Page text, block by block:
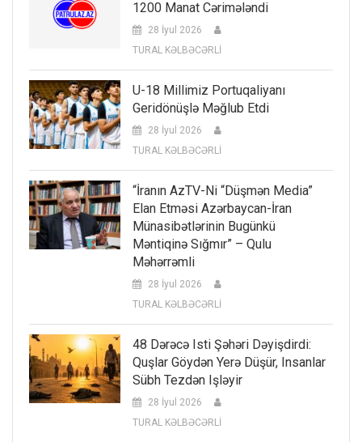
1200 Manat Cərimələndi
28 İyul 2026
TURAL KƏLBƏCƏRLİ
U-18 Millimiz Portuqaliyanı
Geridönüşlə Məğlub Etdi
28 İyul 2026
TURAL KƏLBƏCƏRLİ
“İranın AzTV-Ni “düşmən Media”
Elan Etməsi Azərbaycan-İran
Münasibətlərinin Bugünkü
Məntiqinə Sığmır” – Qulu
Məhərrəmli
28 İyul 2026
TURAL KƏLBƏCƏRLİ
48 Dərəcə Isti Şəhəri Dəyişdirdi:
Quşlar Göydən Yerə Düşür, Insanlar
Sübh Tezdən Işləyir
28 İyul 2026
TURAL KƏLBƏCƏRLİ